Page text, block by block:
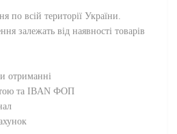
по всій території України.
залежать від наявності товарів
отриманні
та IBAN ФОП